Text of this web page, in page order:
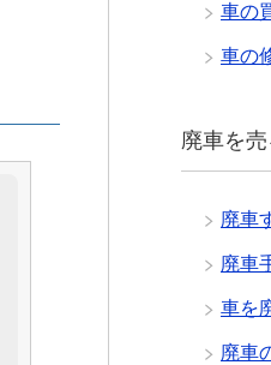
車の
車の
廃車を売
廃車
廃車
車を
廃車